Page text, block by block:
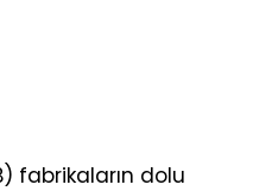
fabrikaların dolu